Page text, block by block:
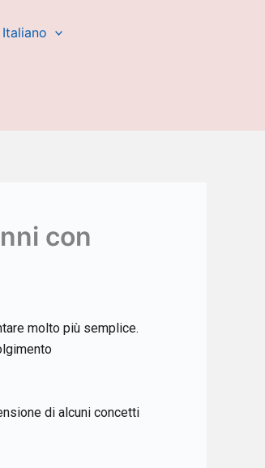
Italiano
con
molto più semplice.
di alcuni concetti